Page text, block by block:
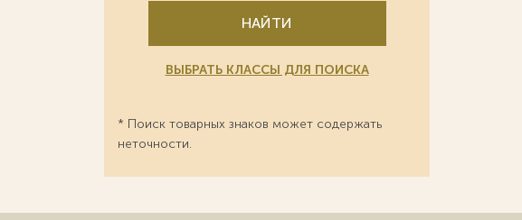
НАЙТИ
ВЫБРАТЬ КЛАССЫ ДЛЯ ПОИСКА
* Поиск товарных знаков может содержать
неточности.